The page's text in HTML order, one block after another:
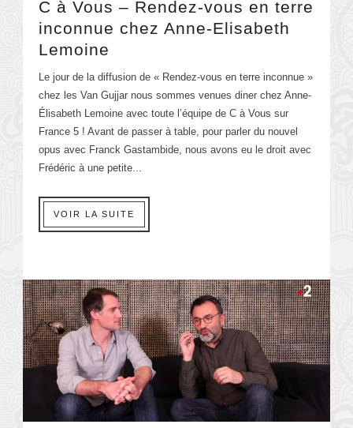
C à Vous – Rendez-vous en terre
inconnue chez Anne-Elisabeth
Lemoine
Le jour de la diffusion de « Rendez-vous en terre inconnue »
chez les Van Gujjar nous sommes venues diner chez Anne-
Élisabeth Lemoine avec toute l’équipe de C à Vous sur
France 5 ! Avant de passer à table, pour parler du nouvel
opus avec Franck Gastambide, nous avons eu le droit avec
Frédéric à une petite...
VOIR LA SUITE